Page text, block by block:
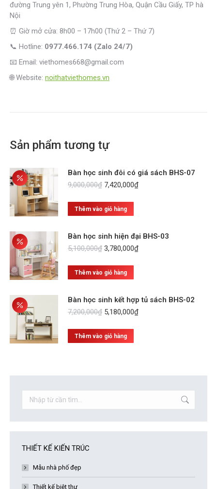
đường Trung yên 1, Phường Trung Hòa, Quận Cầu Giấy, TP hà
Nội
⏰ Giờ mở cửa: 8h00 – 17h00 (Thứ 2 – Thứ 7)
📞 Hotline: 0977.466.174 (Zalo 24/7)
📧 Email: viethomes668@gmail.com
🌐 Website: noithatviethomes.vn
Sản phẩm tương tự
Bàn học sinh đôi có giá sách BHS-07
9,000,000₫ Giá
là:
9,000,000₫.
7,420,000₫Giá
Thêm vào giỏ hàng
Bàn học sinh hiện đại BHS-03
5,100,000₫ Giá
là:
5,100,000₫.
3,780,000₫Giá
Thêm vào giỏ hàng
Bàn học sinh kết hợp tủ sách BHS-02
7,200,000₫ Giá
là:
7,200,000₫.
5,180,000₫Giá
Thêm vào giỏ hàng
THIẾT KẾ KIẾN TRÚC
Mẫu nhà phố đẹp
Thiết kế biệt thự